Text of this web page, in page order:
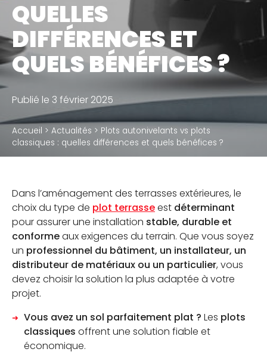
Accessoires
QUI SOMMES-NOUS
Notre métier
Notre usine de production
Notre politique RSE
BLOG
JE SUIS PROFESSIONNEL
OÙ TROUVER NOS PRODUITS
CALCULATEUR DE PLOTS
CONTACTEZ-NOUS
QUELLES
DIFFÉRENCES ET
QUELS BÉNÉFICES ?
Publié le 3 février 2025
Accueil > Actualités > Plots autonivelants vs plots
classiques : quelles différences et quels bénéfices ?
Dans l’aménagement des terrasses extérieures, le
choix du type de plot terrasseest déterminant
pour assurer une installation stable, durable et
conformeaux exigences du terrain. Que vous soyez
un professionnel du bâtiment, un installateur, un
distributeur de matériaux ou un particulier, vous
devez choisir la solution la plus adaptée à votre
projet.
Vous avez un sol parfaitement plat ? Les plots
classiques offrent une solution fiable et
économique.